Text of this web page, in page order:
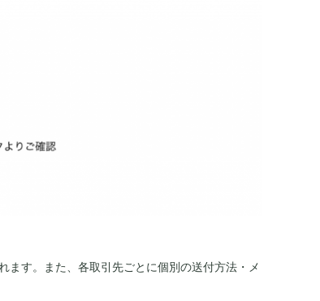
ます。また、各取引先ごとに個別の送付方法・メ